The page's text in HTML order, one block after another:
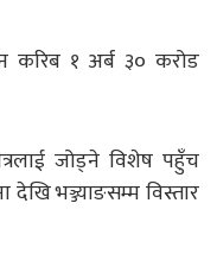
करिब १ अर्ब ३० करोड
जोड्ने विशेष पहुँच
देखि भञ्ज्याङसम्म विस्तार